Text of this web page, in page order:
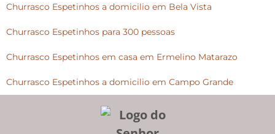
Churrasco Espetinhos a domicilio em Bela Vista
Churrasco Espetinhos para 300 pessoas
Churrasco Espetinhos em casa em Ermelino Matarazo
Churrasco Espetinhos a domicilio em Campo Grande